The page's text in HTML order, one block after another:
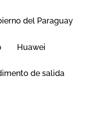
del Paraguay
Huawei
de salida